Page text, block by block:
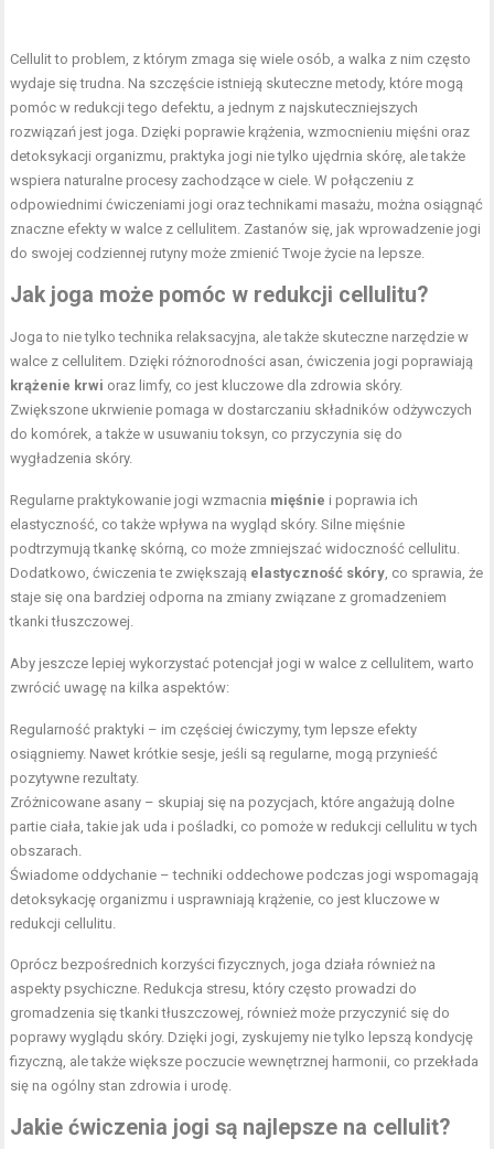
Cellulit to problem, z którym zmaga się wiele osób, a walka z nim często
wydaje się trudna. Na szczęście istnieją skuteczne metody, które mogą
pomóc w redukcji tego defektu, a jednym z najskuteczniejszych
rozwiązań jest joga. Dzięki poprawie krążenia, wzmocnieniu mięśni oraz
detoksykacji organizmu, praktyka jogi nie tylko ujędrnia skórę, ale także
wspiera naturalne procesy zachodzące w ciele. W połączeniu z
odpowiednimi ćwiczeniami jogi oraz technikami masażu, można osiągnąć
znaczne efekty w walce z cellulitem. Zastanów się, jak wprowadzenie jogi
do swojej codziennej rutyny może zmienić Twoje życie na lepsze.
Jak joga może pomóc w redukcji cellulitu?
Joga to nie tylko technika relaksacyjna, ale także skuteczne narzędzie w
walce z cellulitem. Dzięki różnorodności asan, ćwiczenia jogi poprawiają
krążenie krwi oraz limfy, co jest kluczowe dla zdrowia skóry.
Zwiększone ukrwienie pomaga w dostarczaniu składników odżywczych
do komórek, a także w usuwaniu toksyn, co przyczynia się do
wygładzenia skóry.
Regularne praktykowanie jogi wzmacnia mięśnie i poprawia ich
elastyczność, co także wpływa na wygląd skóry. Silne mięśnie
podtrzymują tkankę skórną, co może zmniejszać widoczność cellulitu.
Dodatkowo, ćwiczenia te zwiększają elastyczność skóry , co sprawia, że
staje się ona bardziej odporna na zmiany związane z gromadzeniem
tkanki tłuszczowej.
Aby jeszcze lepiej wykorzystać potencjał jogi w walce z cellulitem, warto
zwrócić uwagę na kilka aspektów:
Regularność praktyki – im częściej ćwiczymy, tym lepsze efekty
osiągniemy. Nawet krótkie sesje, jeśli są regularne, mogą przynieść
pozytywne rezultaty.
Zróżnicowane asany – skupiaj się na pozycjach, które angażują dolne
partie ciała, takie jak uda i pośladki, co pomoże w redukcji cellulitu w tych
obszarach.
Świadome oddychanie – techniki oddechowe podczas jogi wspomagają
detoksykację organizmu i usprawniają krążenie, co jest kluczowe w
redukcji cellulitu.
Oprócz bezpośrednich korzyści fizycznych, joga działa również na
aspekty psychiczne. Redukcja stresu, który często prowadzi do
gromadzenia się tkanki tłuszczowej, również może przyczynić się do
poprawy wyglądu skóry. Dzięki jogi, zyskujemy nie tylko lepszą kondycję
fizyczną, ale także większe poczucie wewnętrznej harmonii, co przekłada
się na ogólny stan zdrowia i urodę.
Jakie ćwiczenia jogi są najlepsze na cellulit?